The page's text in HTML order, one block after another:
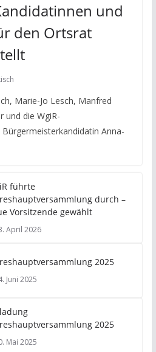
und
den Ortsrat
Marie-Jo Lesch, Manfred
und die WgiR-
Anna-
führte
durch –
Vorsitzende gewählt
April 2026
2025
Juni 2025
2025
Mai 2025